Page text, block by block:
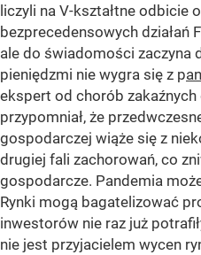
liczyli na V-kształtne odbicie
bezprecedensowych działań
ale do świadomości zaczyna
pieniędzmi nie wygra się z p
ekspert od chorób zakaźnych
przypomniał, że
gospodarczej wiąże się z
drugiej fali zachorowań, co
gospodarcze. Pandemia
Rynki mogą bagatelizować
inwestorów nie raz już
nie jest przyjacielem wycen